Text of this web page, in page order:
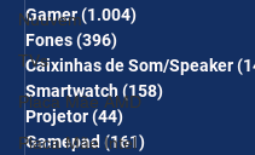
Nuuvem
TVs
Placa Mãe AMD
Placa Mãe Intel
Gamer(1.004)
Fones(396)
Caixinhas de Som/Speaker
Smartwatch(158)
Projetor(44)
Gamepad (161)